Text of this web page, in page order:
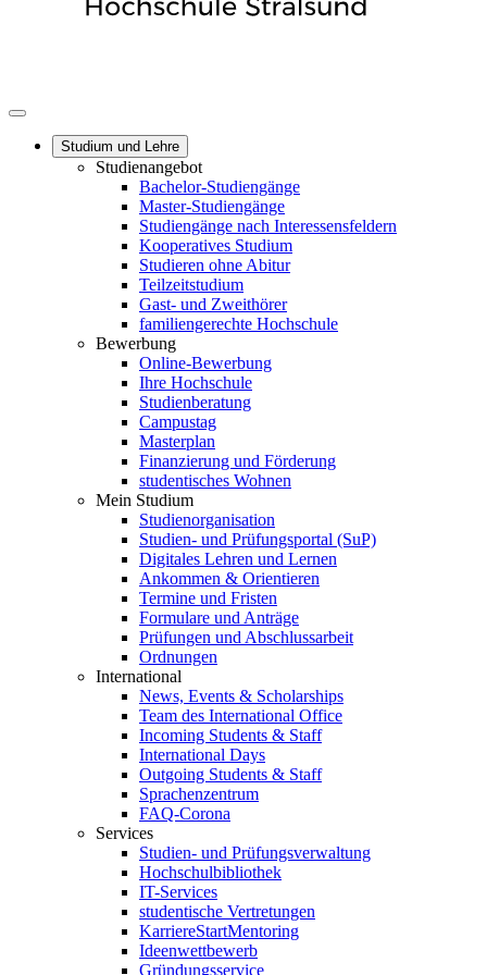
Studium und Lehre
Studienangebot
Bachelor-Studiengänge
Master-Studiengänge
Studiengänge nach Interessensfeldern
Kooperatives Studium
Studieren ohne Abitur
Teilzeitstudium
Gast- und Zweithörer
familiengerechte Hochschule
Bewerbung
Online-Bewerbung
Ihre Hochschule
Studienberatung
Campustag
Masterplan
Finanzierung und Förderung
studentisches Wohnen
Mein Studium
Studienorganisation
Studien- und Prüfungsportal (SuP)
Digitales Lehren und Lernen
Ankommen & Orientieren
Termine und Fristen
Formulare und Anträge
Prüfungen und Abschlussarbeit
Ordnungen
International
News, Events & Scholarships
Team des International Office
Incoming Students & Staff
International Days
Outgoing Students & Staff
Sprachenzentrum
FAQ-Corona
Services
Studien- und Prüfungsverwaltung
Hochschulbibliothek
IT-Services
studentische Vertretungen
KarriereStartMentoring
Ideenwettbewerb
Gründungsservice